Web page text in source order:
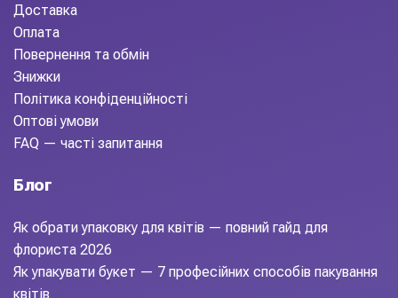
Доставка
Оплата
Повернення та обмін
Знижки
Політика конфіденційності
Оптові умови
FAQ — часті запитання
Блог
Як обрати упаковку для квітів — повний гайд для
флориста 2026
Як упакувати букет — 7 професійних способів пакування
квітів